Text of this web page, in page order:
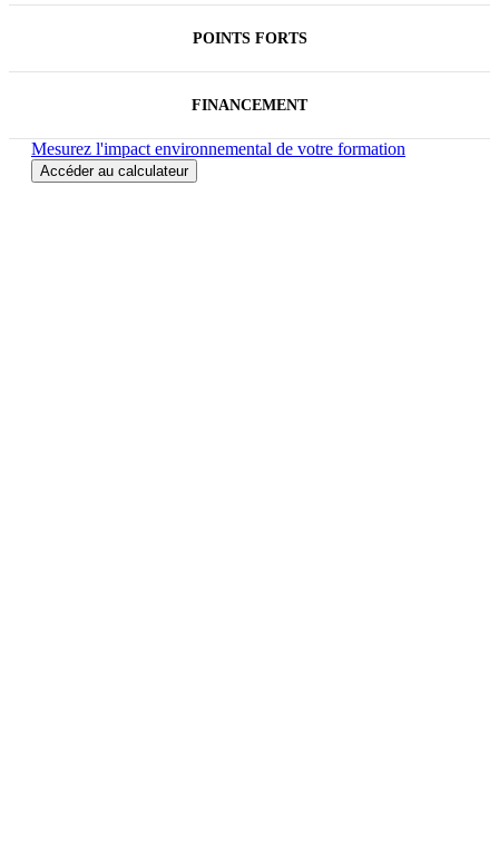
POINTS FORTS
FINANCEMENT
Mesurez l'impact environnemental de votre formation
Accéder au calculateur